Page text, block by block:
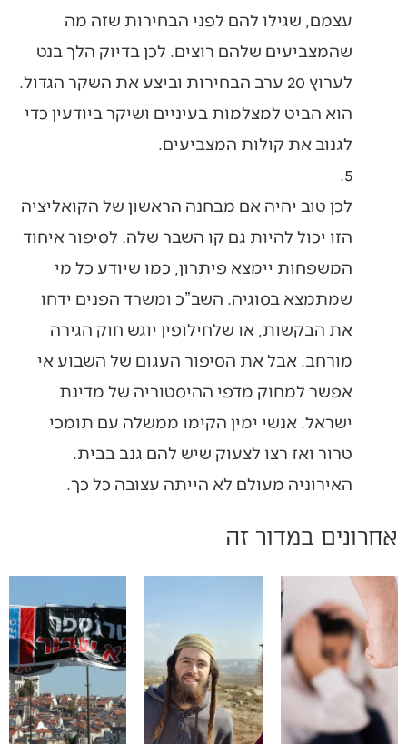
עצמם, שגילו להם לפני הבחירות שזה מה
שהמצביעים שלהם רוצים. לכן בדיוק הלך בנט
לערוץ 20 ערב הבחירות וביצע את השקר הגדול.
הוא הביט למצלמות בעיניים ושיקר ביודעין כדי
לגנוב את קולות המצביעים.
5.
לכן טוב יהיה אם מבחנה הראשון של הקואליציה
הזו יכול להיות גם קו השבר שלה. לסיפור איחוד
המשפחות יימצא פיתרון, כמו שיודע כל מי
שמתמצא בסוגיה. השב”כ ומשרד הפנים ידחו
את הבקשות, או שלחילופין יוגש חוק הגירה
מורחב. אבל את הסיפור העגום של השבוע אי
אפשר למחוק מדפי ההיסטוריה של מדינת
ישראל. אנשי ימין הקימו ממשלה עם תומכי
טרור ואז רצו לצעוק שיש להם גנב בבית.
האירוניה מעולם לא הייתה עצובה כל כך.
אחרונים במדור זה